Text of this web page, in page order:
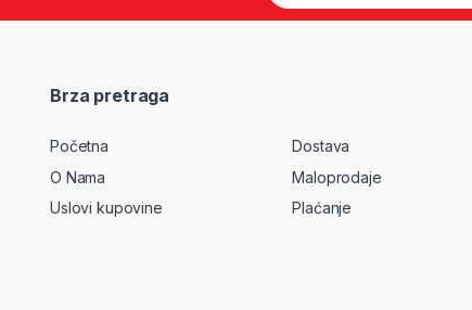
Brza pretraga
Početna
O Nama
Uslovi kupovine
Dostava
Maloprodaje
Plaćanje